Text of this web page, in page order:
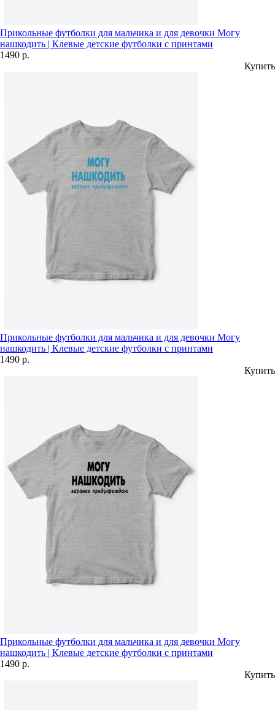
Прикольные футболки для мальчика и для девочки Могу
нашкодить | Клевые детские футболки с принтами
1490 р.
Купить
Прикольные футболки для мальчика и для девочки Могу
нашкодить | Клевые детские футболки с принтами
1490 р.
Купить
Прикольные футболки для мальчика и для девочки Могу
нашкодить | Клевые детские футболки с принтами
1490 р.
Купить